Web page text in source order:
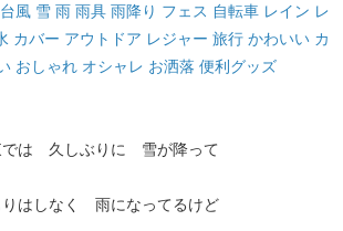
風 雪 雨 雨具 雨降り フェス 自転車 レイン レ
カバー アウトドア レジャー 旅行 かわいい カ
おしゃれ オシャレ お洒落 便利グッズ
では 久しぶりに 雪が降って
りはしなく 雨になってるけど